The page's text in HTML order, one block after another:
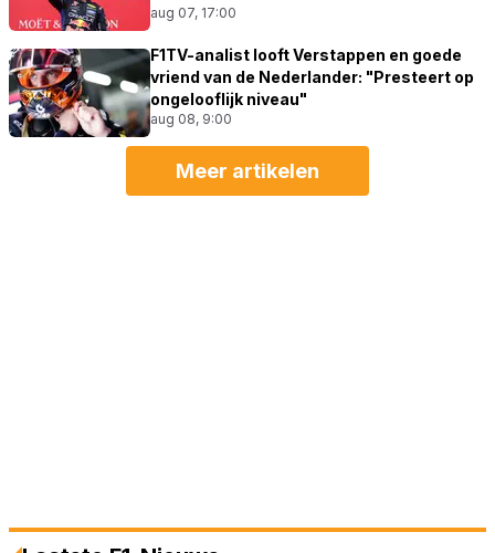
aug 07, 17:00
F1TV-analist looft Verstappen en goede
vriend van de Nederlander: "Presteert op
ongelooflijk niveau"
aug 08, 9:00
Meer artikelen